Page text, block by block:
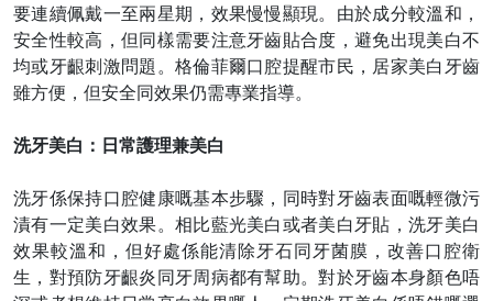
要連續佩戴一至兩星期，效果慢慢顯現。由於成分較溫和，
安全性較高，但同樣需要注意牙齒貼合度，避免出現美白不
均或牙齦刺激問題。格倫菲爾口腔提醒市民，居家美白牙齒
雖方便，但安全同效果仍需專業指導。
洗牙美白：日常護理兼美白
洗牙係保持口腔健康嘅基本步驟，同時對牙齒表面嘅輕微污
漬有一定美白效果。相比藍光美白或者美白牙貼，洗牙美白
效果較溫和，但好處係能清除牙石同牙菌膜，改善口腔衛
生，對預防牙齦炎同牙周病都有幫助。對於牙齒本身顏色唔